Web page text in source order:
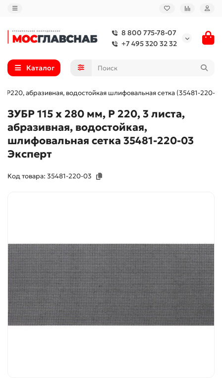
8 800 775-78-07
+7 495 320 32 32
Каталог
P220, абразивная, водостойкая шлифовальная сетка (35481-220-
ЗУБР 115 х 280 мм, P 220, 3 листа,
абразивная, водостойкая,
шлифовальная сетка 35481-220-03
Эксперт
Код товара: 35481-220-03